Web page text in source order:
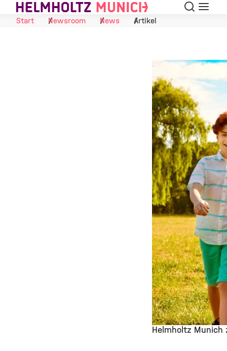
Skip to Content Suche
Start
Newsroom News Artikel
Helmholtz